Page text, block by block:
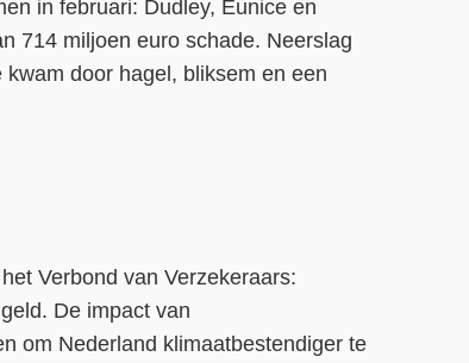
in februari: Dudley, Eunice en
714 miljoen euro schade. Neerslag
door hagel, bliksem en een
Verbond van Verzekeraars:
De impact van
om Nederland klimaatbestendiger te